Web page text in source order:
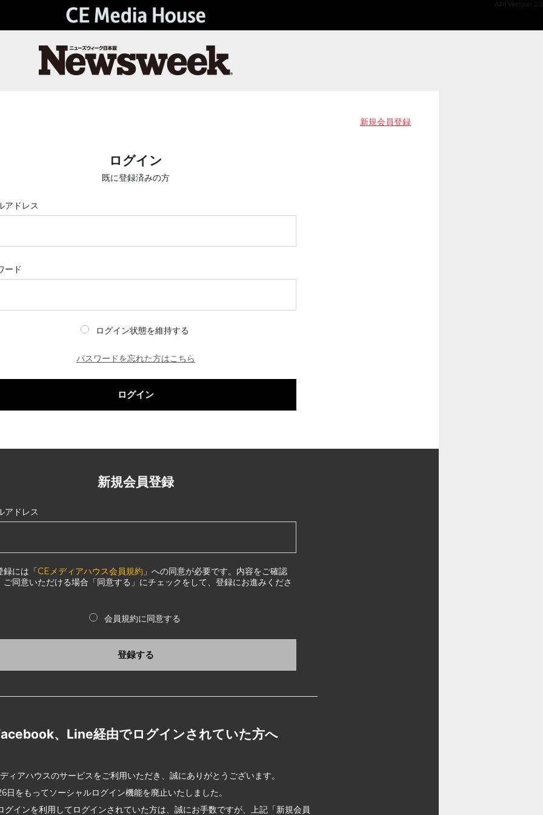
API Version 2.0
新規会員登録
ログイン
既に登録済みの方
アドレス
ード
ログイン状態を維持する
パスワードを忘れた方はこちら
ログイン
新規会員登録
アドレス
録には「CEメディアハウス会員規約 」への同意が必要です。内容をご確認
ご同意いただける場合「同意する」にチェックをして、登録にお進みくださ
会員規約に同意する
登録する
、Line経由でログインされていた方へ
ィアハウスのサービスをご利用いただき、誠にありがとうございます。
日をもってソーシャルログイン機能を廃止いたしました。
グインを利用してログインされていた方は、誠にお手数ですが、上記「新規会員